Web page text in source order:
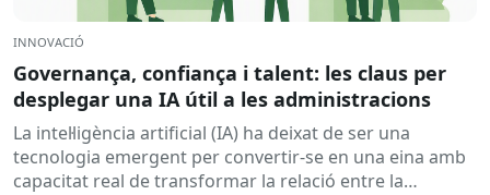
INNOVACIÓ
Governança, confiança i talent: les claus per
desplegar una IA útil a les administracions
La intel·ligència artificial (IA) ha deixat de ser una
tecnologia emergent per convertir-se en una eina amb
capacitat real de transformar la relació entre la